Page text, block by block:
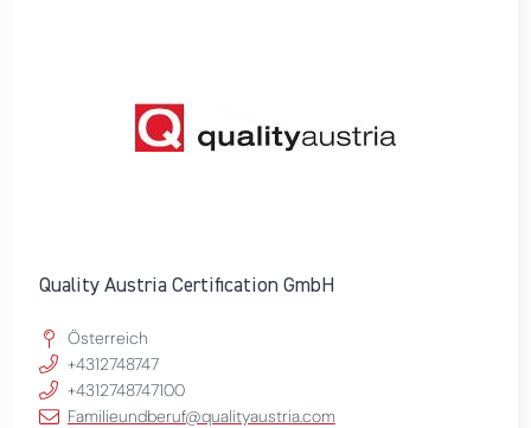
Quality Austria Certification GmbH
Österreich
+4312748747
+4312748747100
Familieundberuf@qualityaustria.com